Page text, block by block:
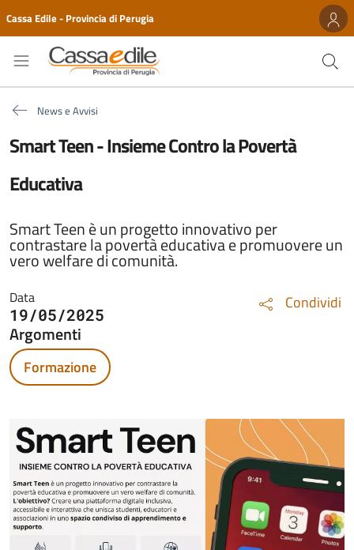
Cassa Edile - Provincia di Perugia
News e Avvisi
Smart Teen - Insieme Contro la Povertà
Educativa
Smart Teen è un progetto innovativo per
contrastare la povertà educativa e promuovere un
vero welfare di comunità.
Data
19/05/2025
Condividi
Argomenti
Formazione